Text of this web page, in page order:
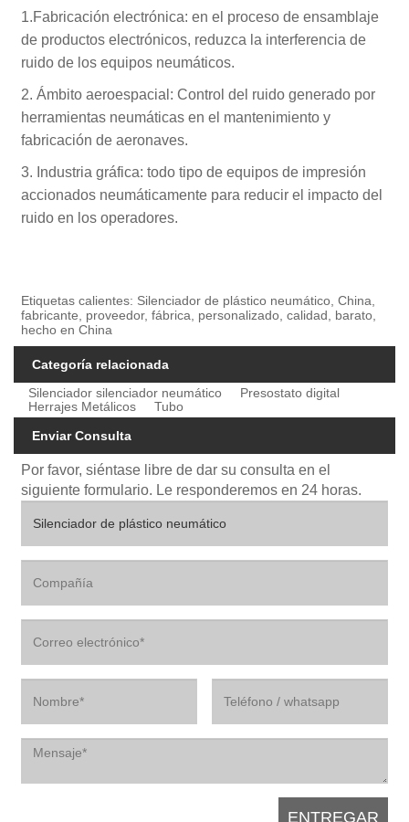
1.Fabricación electrónica: en el proceso de ensamblaje
de productos electrónicos, reduzca la interferencia de
ruido de los equipos neumáticos.
2. Ámbito aeroespacial: Control del ruido generado por
herramientas neumáticas en el mantenimiento y
fabricación de aeronaves.
3. Industria gráfica: todo tipo de equipos de impresión
accionados neumáticamente para reducir el impacto del
ruido en los operadores.
Etiquetas calientes: Silenciador de plástico neumático, China,
fabricante, proveedor, fábrica, personalizado, calidad, barato,
hecho en China
Categoría relacionada
Silenciador silenciador neumático
Presostato digital
Herrajes Metálicos
Tubo
Enviar Consulta
Por favor, siéntase libre de dar su consulta en el
siguiente formulario. Le responderemos en 24 horas.